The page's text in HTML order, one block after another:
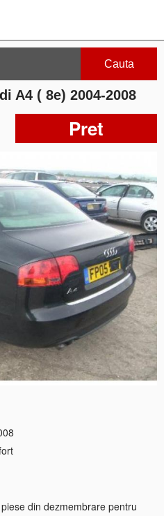
Cauta
A4 ( 8e) 2004-2008
Pret
din dezmembrare pentru